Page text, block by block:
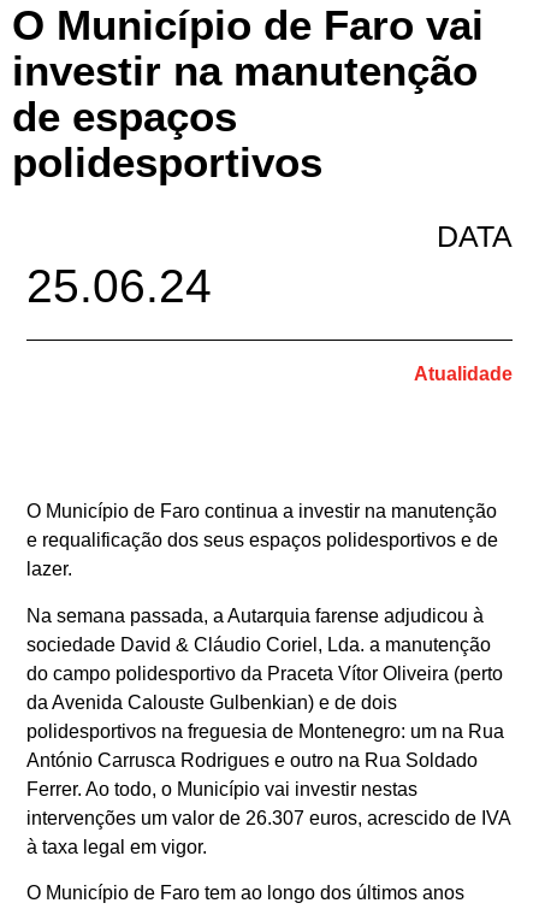
O Município de Faro vai
investir na manutenção
de espaços
polidesportivos
DATA
25.06.24
Atualidade
O Município de Faro continua a investir na manutenção
e requalificação dos seus espaços polidesportivos e de
lazer.
Na semana passada, a Autarquia farense adjudicou à
sociedade David & Cláudio Coriel, Lda. a manutenção
do campo polidesportivo da Praceta Vítor Oliveira (perto
da Avenida Calouste Gulbenkian) e de dois
polidesportivos na freguesia de Montenegro: um na Rua
António Carrusca Rodrigues e outro na Rua Soldado
Ferrer. Ao todo, o Município vai investir nestas
intervenções um valor de 26.307 euros, acrescido de IVA
à taxa legal em vigor.
O Município de Faro tem ao longo dos últimos anos